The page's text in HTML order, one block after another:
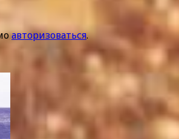
авторизоваться.